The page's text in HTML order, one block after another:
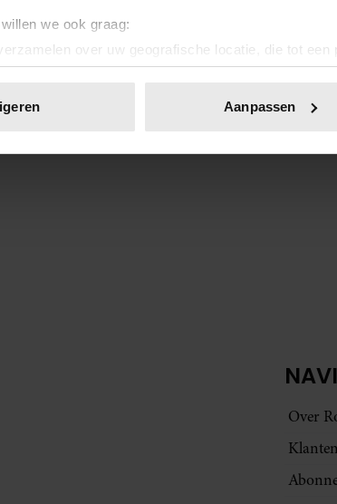
we ook graag:
over uw geografische locatie, die tot een
identificeren door het actief te scannen op
moment wijzigen of intrekken in de Cookieverklaring.
Aanpassen
maar
Over